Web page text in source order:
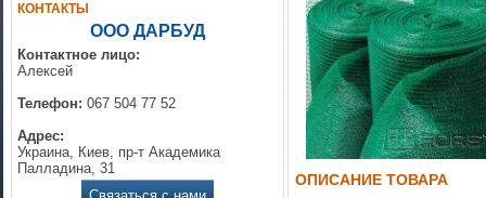
КОНТАКТЫ
ООО ДАРБУД
Контактное лицо:
Алексей
Телефон: 067 504 77 52
Адрес:
Украина, Киев, пр-т Академика
Палладина, 31
ОПИСАНИЕ ТОВАРА